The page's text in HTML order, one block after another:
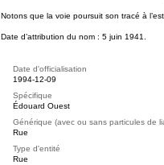
Notons que la voie poursuit son tracé à
Date d’attribution du nom : 5 juin 1941.
Date d'officialisation
1994-12-09
Spécifique
Édouard Ouest
Générique (avec ou sans particules de
Rue
Type d'entité
Rue